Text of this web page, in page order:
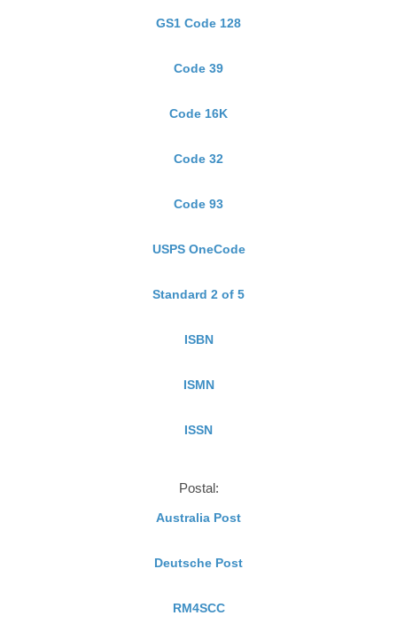
GS1 Code 128
Code 39
Code 16K
Code 32
Code 93
USPS OneCode
Standard 2 of 5
ISBN
ISMN
ISSN
Postal:
Australia Post
Deutsche Post
RM4SCC